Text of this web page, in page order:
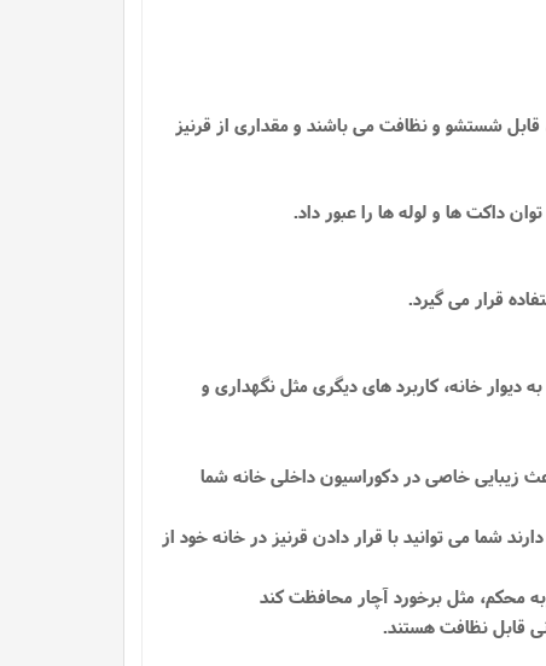
قابل شستشو و نظافت می باشند و مقداری از قرنیز
داکت ها و لوله ها را عبور داد.
قرار می گیرد.
دیوار خانه، کاربرد های دیگری مثل نگهداری و
زیبایی خاصی در دکوراسیون داخلی خانه شما
شما می توانید با قرار دادن قرنیز در خانه خود از